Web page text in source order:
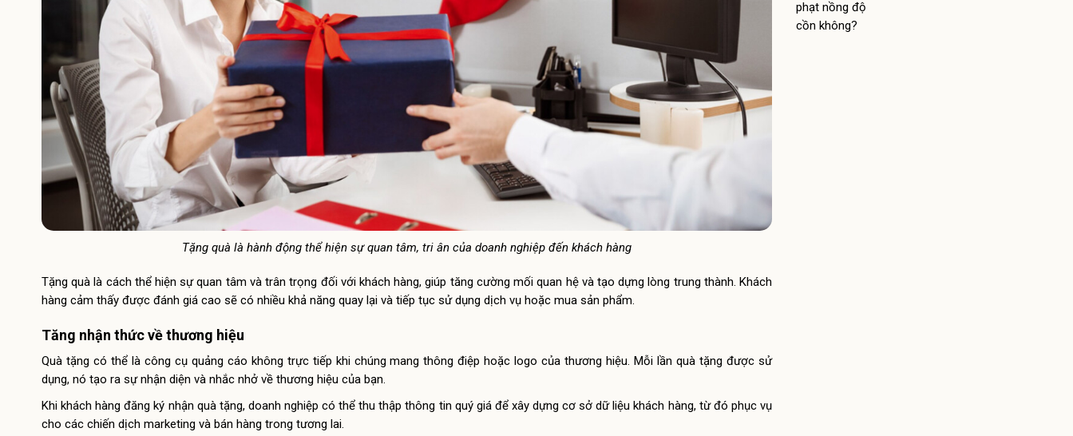
Tặng quà là hành động thể hiện sự quan tâm, tri ân của doanh nghiệp đến khách hàng
Tặng quà là cách thể hiện sự quan tâm và trân trọng đối với khách hàng, giúp tăng cường mối quan hệ và tạo dựng lòng trung thành. Khách
hàng cảm thấy được đánh giá cao sẽ có nhiều khả năng quay lại và tiếp tục sử dụng dịch vụ hoặc mua sản phẩm.
Tăng nhận thức về thương hiệu
Quà tặng có thể là công cụ quảng cáo không trực tiếp khi chúng mang thông điệp hoặc logo của thương hiệu. Mỗi lần quà tặng được sử
dụng, nó tạo ra sự nhận diện và nhắc nhở về thương hiệu của bạn.
Khi khách hàng đăng ký nhận quà tặng, doanh nghiệp có thể thu thập thông tin quý giá để xây dựng cơ sở dữ liệu khách hàng, từ đó phục vụ
cho các chiến dịch marketing và bán hàng trong tương lai.